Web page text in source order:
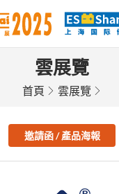
雲展覽
首頁 雲展覽
邀請函 / 產品海報